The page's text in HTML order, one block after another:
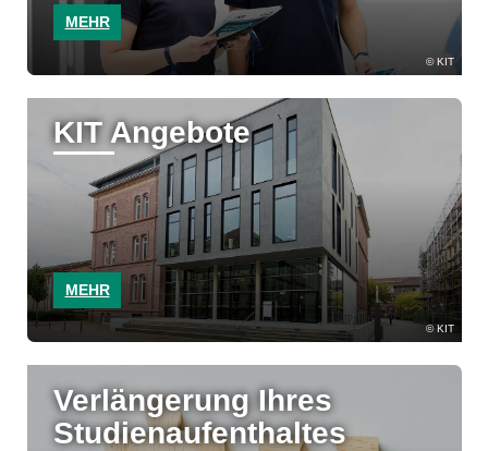
KIT
MEHR
KIT
KIT Angebote
MEHR
Verlängerung Ihres
Studienaufenthaltes